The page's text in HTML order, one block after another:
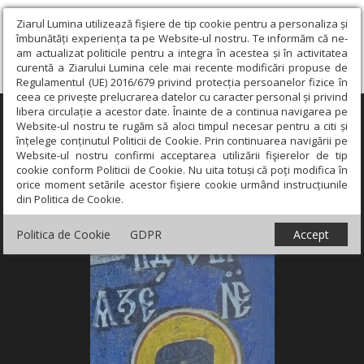
Ziarul Lumina utilizează fişiere de tip cookie pentru a personaliza și
îmbunătăți experiența ta pe Website-ul nostru. Te informăm că ne-
am actualizat politicile pentru a integra în acestea și în activitatea
curentă a Ziarului Lumina cele mai recente modificări propuse de
Regulamentul (UE) 2016/679 privind protecția persoanelor fizice în
ceea ce privește prelucrarea datelor cu caracter personal și privind
libera circulație a acestor date. Înainte de a continua navigarea pe
Website-ul nostru te rugăm să aloci timpul necesar pentru a citi și
înțelege conținutul Politicii de Cookie. Prin continuarea navigării pe
Website-ul nostru confirmi acceptarea utilizării fişierelor de tip
cookie conform Politicii de Cookie. Nu uita totuși că poți modifica în
orice moment setările acestor fişiere cookie urmând instrucțiunile
din Politica de Cookie.
Politica de Cookie GDPR Accept
×